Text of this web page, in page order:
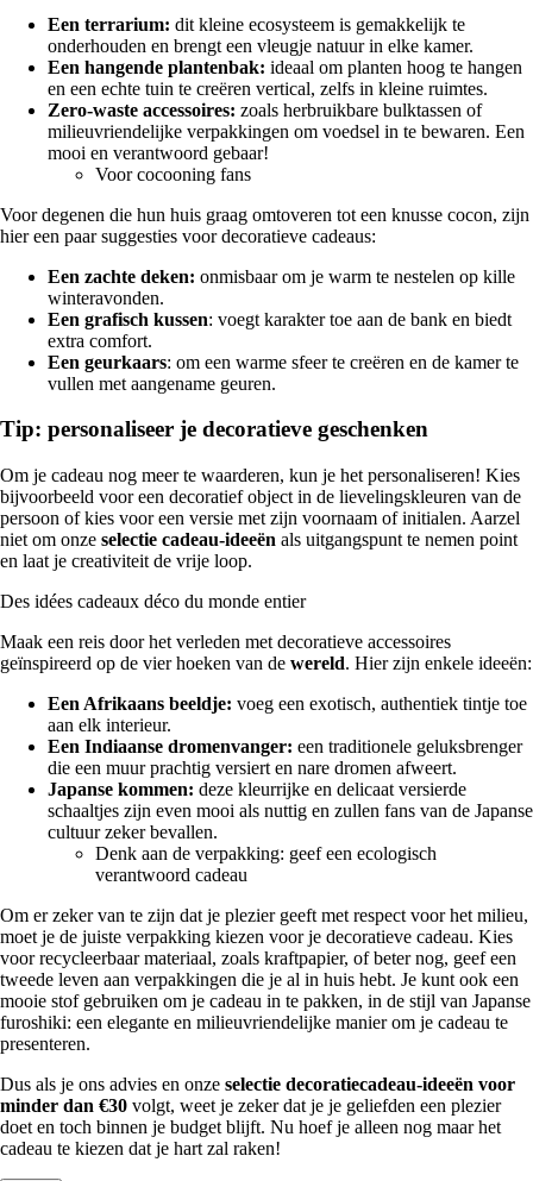
Een terrarium: dit kleine ecosysteem is gemakkelijk te
onderhouden en brengt een vleugje natuur in elke kamer.
Een hangende plantenbak: ideaal om planten hoog te hangen
en een echte tuin te creëren vertical, zelfs in kleine ruimtes.
Zero-waste accessoires: zoals herbruikbare bulktassen of
milieuvriendelijke verpakkingen om voedsel in te bewaren. Een
mooi en verantwoord gebaar!
Voor cocooning fans
Voor degenen die hun huis graag omtoveren tot een knusse cocon, zijn
hier een paar suggesties voor decoratieve cadeaus:
Een zachte deken: onmisbaar om je warm te nestelen op kille
winteravonden.
Een grafisch kussen: voegt karakter toe aan de bank en biedt
extra comfort.
Een geurkaars: om een warme sfeer te creëren en de kamer te
vullen met aangename geuren.
Tip: personaliseer je decoratieve geschenken
Om je cadeau nog meer te waarderen, kun je het personaliseren! Kies
bijvoorbeeld voor een decoratief object in de lievelingskleuren van de
persoon of kies voor een versie met zijn voornaam of initialen. Aarzel
niet om onze selectie cadeau-ideeën als uitgangspunt te nemen point
en laat je creativiteit de vrije loop.
Des idées cadeaux déco du monde entier
Maak een reis door het verleden met decoratieve accessoires
geïnspireerd op de vier hoeken van de wereld. Hier zijn enkele ideeën:
Een Afrikaans beeldje: voeg een exotisch, authentiek tintje toe
aan elk interieur.
Een Indiaanse dromenvanger: een traditionele geluksbrenger
die een muur prachtig versiert en nare dromen afweert.
Japanse kommen: deze kleurrijke en delicaat versierde
schaaltjes zijn even mooi als nuttig en zullen fans van de Japanse
cultuur zeker bevallen.
Denk aan de verpakking: geef een ecologisch
verantwoord cadeau
Om er zeker van te zijn dat je plezier geeft met respect voor het milieu,
moet je de juiste verpakking kiezen voor je decoratieve cadeau. Kies
voor recycleerbaar materiaal, zoals kraftpapier, of beter nog, geef een
tweede leven aan verpakkingen die je al in huis hebt. Je kunt ook een
mooie stof gebruiken om je cadeau in te pakken, in de stijl van Japanse
furoshiki: een elegante en milieuvriendelijke manier om je cadeau te
presenteren.
Dus als je ons advies en onze selectie decoratiecadeau-ideeën voor
minder dan €30 volgt, weet je zeker dat je je geliefden een plezier
doet en toch binnen je budget blijft. Nu hoef je alleen nog maar het
cadeau te kiezen dat je hart zal raken!